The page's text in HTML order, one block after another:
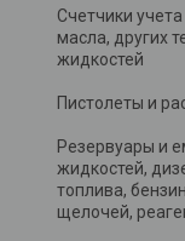
Счетчики
масла, других
жидкостей
Пистолеты и
Резервуары и
жидкостей,
топлива,
щелочей,